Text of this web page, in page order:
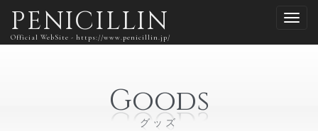
PENICILLIN
Official WebSite - https://www.penicillin.jp/
Goods
グッズ